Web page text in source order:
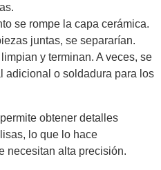
se rompe la capa cerámica.
juntas, se separarían.
y terminan. A veces, se
adicional o soldadura para los
obtener detalles
lo que lo hace
necesitan alta precisión.